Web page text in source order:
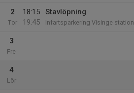
2
Tor
18:15
19:45
Stavlöpning
Infartsparkering Visinge station
3
Fre
4
Lör